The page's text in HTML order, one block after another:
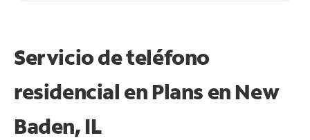
Servicio de teléfono
residencial en Plans en New
Baden, IL